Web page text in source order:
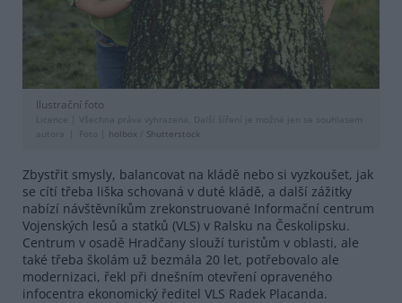
Ilustrační foto
Licence |
Všechna práva vyhrazena. Další šíření je možné jen se souhlasem
autora
Foto | holbox Shutterstock
Zbystřit smysly, balancovat na kládě nebo si vyzkoušet, jak
se cítí třeba liška schovaná v duté kládě, a další zážitky
nabízí návštěvníkům zrekonstruované Informační centrum
Vojenských lesů a statků (VLS) v Ralsku na Českolipsku.
Centrum v osadě Hradčany slouží turistům v oblasti, ale
také třeba školám už bezmála 20 let, potřebovalo ale
modernizaci, řekl při dnešním otevření opraveného
infocentra ekonomický ředitel VLS Radek Placanda.